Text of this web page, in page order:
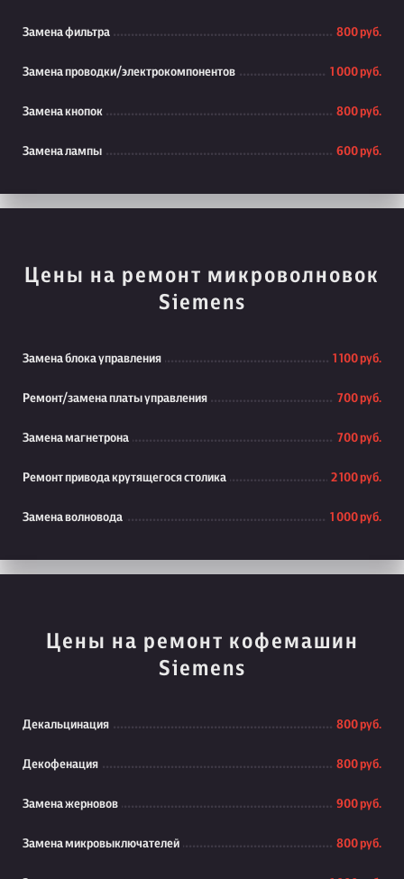
Замена фильтра 800 руб.
Замена проводки/электрокомпонентов 1 000 руб.
Замена кнопок 800 руб.
Замена лампы 600 руб.
Цены на ремонт микроволновок
Siemens
Замена блока управления 1 100 руб.
Ремонт/замена платы управления 700 руб.
Замена магнетрона 700 руб.
Ремонт привода крутящегося столика 2 100 руб.
Замена волновода 1 000 руб.
Цены на ремонт кофемашин
Siemens
Декальцинация 800 руб.
Декофенация 800 руб.
Замена жерновов 900 руб.
Замена микровыключателей 800 руб.